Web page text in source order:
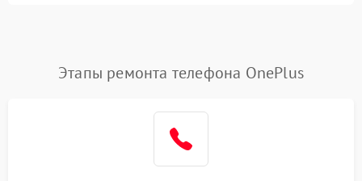
Этапы ремонта телефона OnePlus